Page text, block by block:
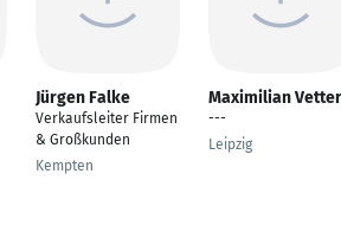
Jürgen Falke
Verkaufsleiter Firmen
& Großkunden
Kempten
Maximilian Vetter
---
Leipzig